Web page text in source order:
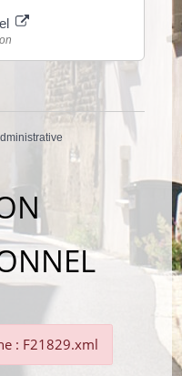
: F21829.xml